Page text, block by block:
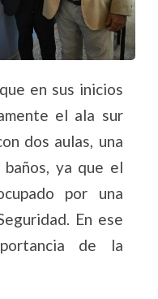
en sus inicios
el ala sur
dos aulas, una
ya que el
por una
En ese
de la